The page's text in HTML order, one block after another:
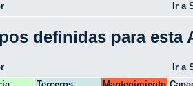
Ir a
definidas para esta
Ir a
Terceros Mantenimiento